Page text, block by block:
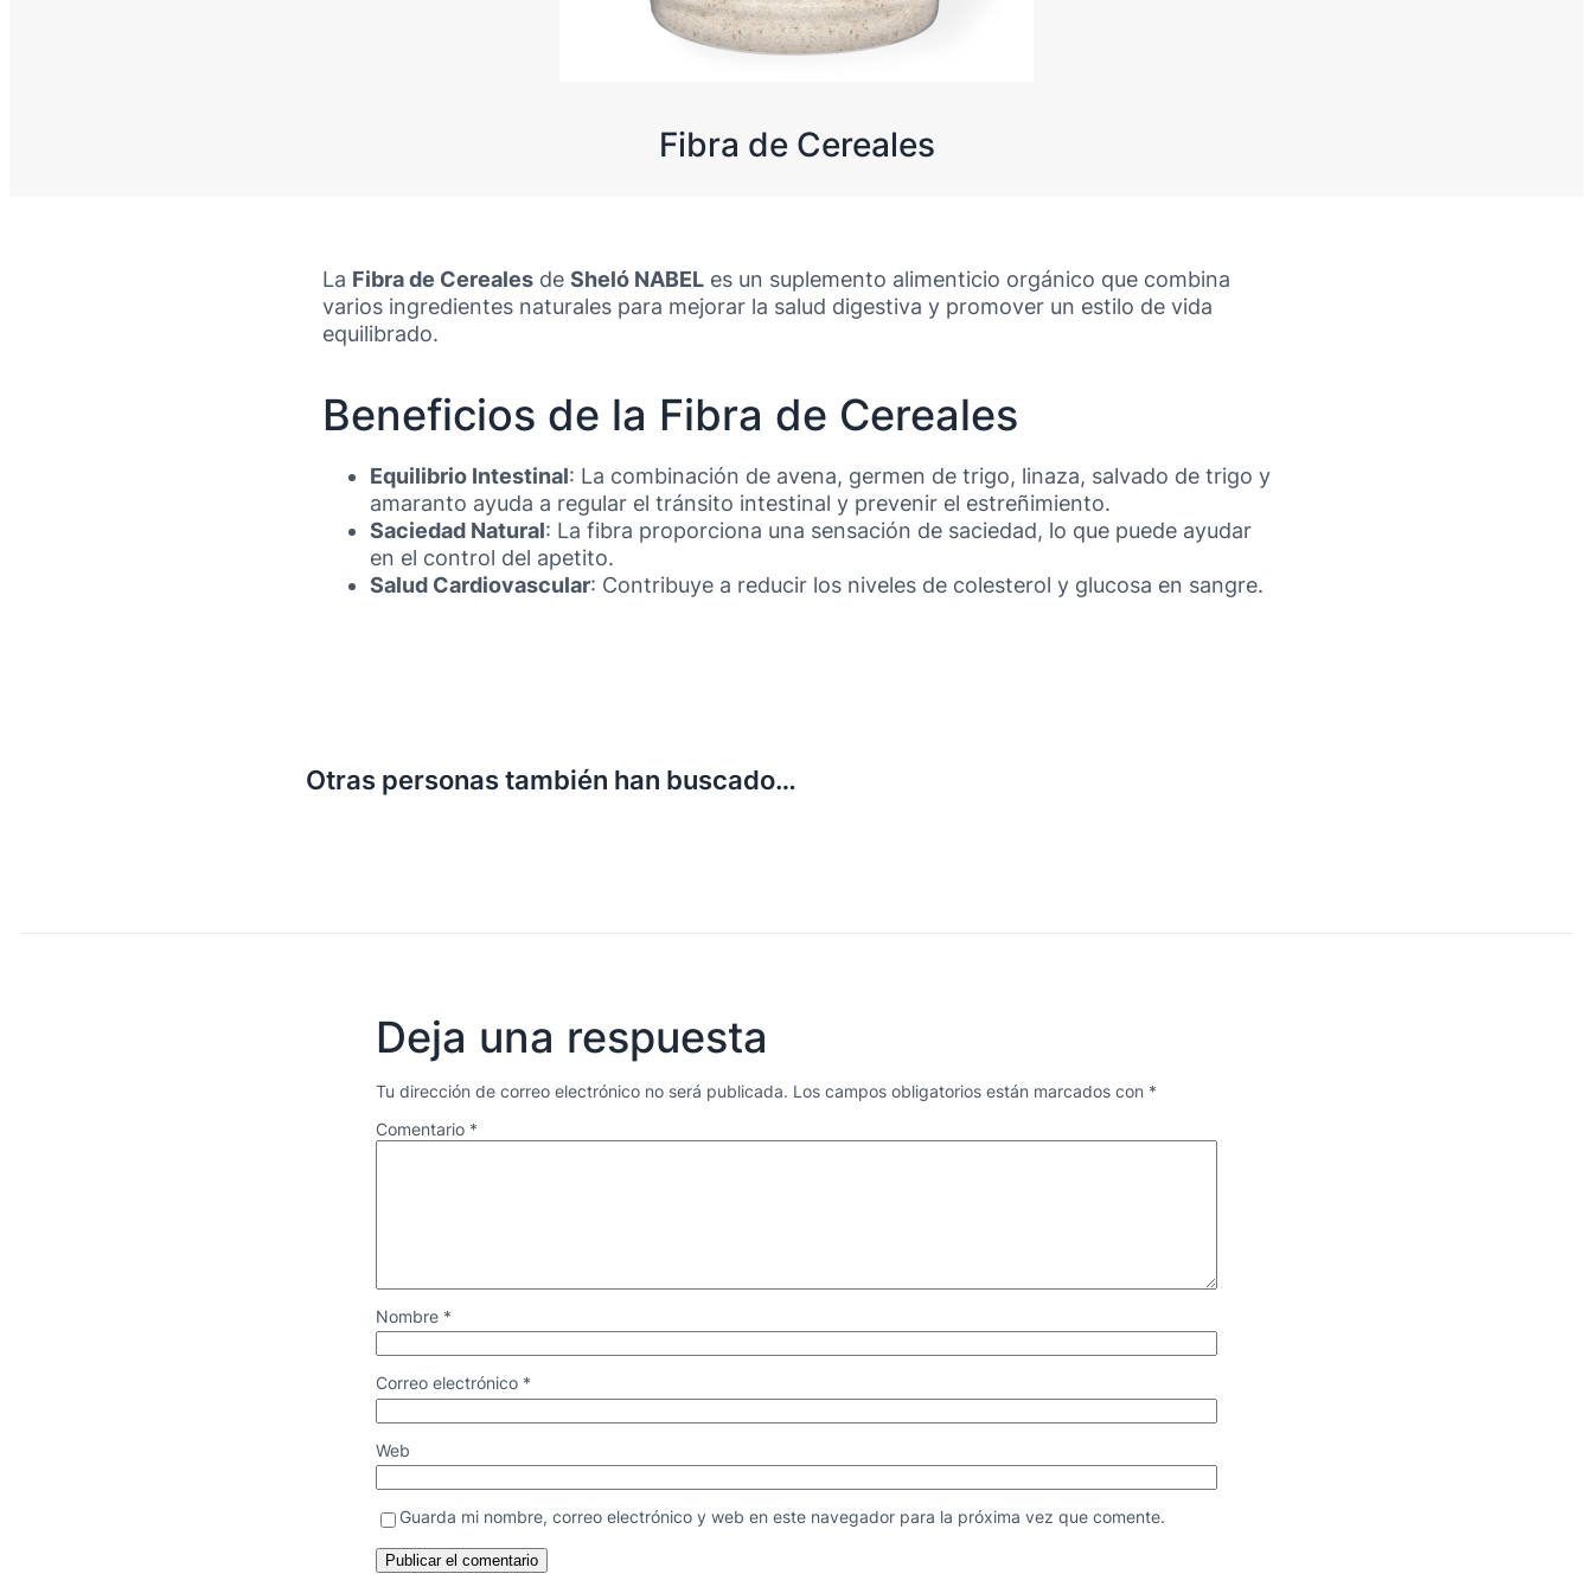
Fibra de Cereales
La Fibra de Cereales de Sheló NABEL es un suplemento alimenticio orgánico que combina
varios ingredientes naturales para mejorar la salud digestiva y promover un estilo de vida
equilibrado.
Beneficios de la Fibra de Cereales
Equilibrio Intestinal: La combinación de avena, germen de trigo, linaza, salvado de trigo y
amaranto ayuda a regular el tránsito intestinal y prevenir el estreñimiento.
Saciedad Natural: La fibra proporciona una sensación de saciedad, lo que puede ayudar
en el control del apetito.
Salud Cardiovascular: Contribuye a reducir los niveles de colesterol y glucosa en sangre.
Otras personas también han buscado…
Deja una respuesta
Tu dirección de correo electrónico no será publicada. Los campos obligatorios están marcados con *
Comentario *
Nombre *
Correo electrónico *
Web
Guarda mi nombre, correo electrónico y web en este navegador para la próxima vez que comente.